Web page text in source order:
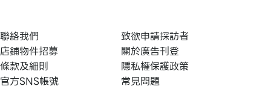
聯絡我們
致欲申請採訪者
店鋪物件招募
關於廣告刊登
條款及細則
隱私權保護政策
官方SNS帳號
常見問題